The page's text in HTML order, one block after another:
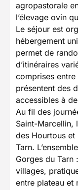
agropastorale
l’élevage ovin
Le séjour est
hébergement
permet de
d’itinéraires
comprises
présentent des
accessibles à
Au fil des
Saint-Marcellin,
des Hourtous et
Tarn.
Gorges du
villages,
entre plateau et